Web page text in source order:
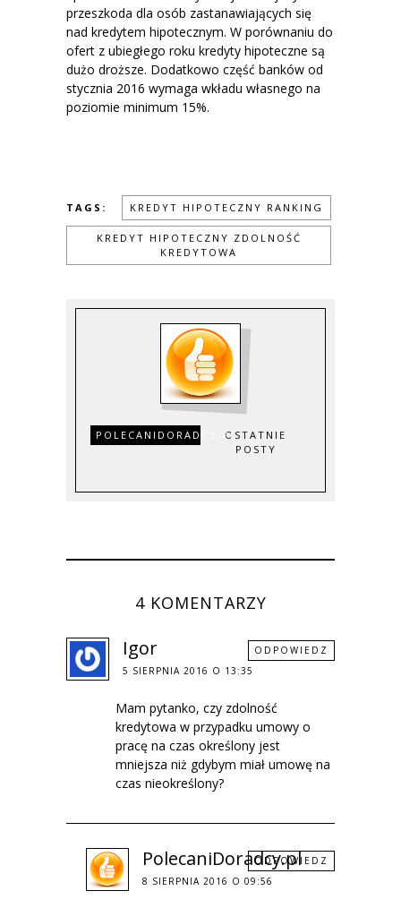
przeszkoda dla osób zastanawiających się
nad kredytem hipotecznym. W porównaniu do
ofert z ubiegłego roku kredyty hipoteczne są
dużo droższe. Dodatkowo część banków od
stycznia 2016 wymaga wkładu własnego na
poziomie minimum 15%.
TAGS: KREDYT HIPOTECZNY RANKING
KREDYT HIPOTECZNY ZDOLNOŚĆ
KREDYTOWA
POLECANIDORADCY.PLOSTATNIE
POSTY
4 KOMENTARZY
Igor
5 SIERPNIA 2016 O 13:35
Mam pytanko, czy zdolność
kredytowa w przypadku umowy o
pracę na czas określony jest
mniejsza niż gdybym miał umowę na
czas nieokreślony?
ODPOWIEDZ
PolecaniDoradcy.pl
8 SIERPNIA 2016 O 09:56
ODPOWIEDZ